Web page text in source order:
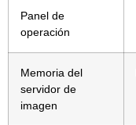
Panel de
operación
Memoria del
servidor de
imagen